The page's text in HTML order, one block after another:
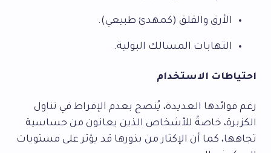
الأرق والقلق (كمهدئ طبيعي).
التهابات المسالك البولية.
احتياطات الاستخدام
رغم فوائدها العديدة، يُنصح بعدم الإفراط في تناول
الكزبرة، خاصةً للأشخاص الذين يعانون من حساسية
تجاهها، كما أن الإكثار من بذورها قد يؤثر على مستويات